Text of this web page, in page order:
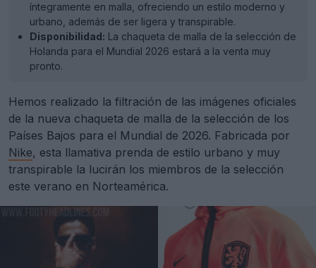
íntegramente en malla, ofreciendo un estilo moderno y
urbano, además de ser ligera y transpirable.
Disponibilidad: La chaqueta de malla de la selección de
Holanda para el Mundial 2026 estará a la venta muy
pronto.
Hemos realizado la filtración de las imágenes oficiales
de la nueva chaqueta de malla de la selección de los
Países Bajos para el Mundial de 2026. Fabricada por
Nike, esta llamativa prenda de estilo urbano y muy
transpirable la lucirán los miembros de la selección
este verano en Norteamérica.